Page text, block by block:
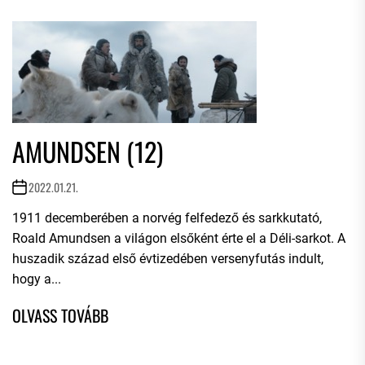
AMUNDSEN (12)
2022.01.21.
1911 decemberében a norvég felfedező és sarkkutató,
Roald Amundsen a világon elsőként érte el a Déli-sarkot. A
huszadik század első évtizedében versenyfutás indult,
hogy a...